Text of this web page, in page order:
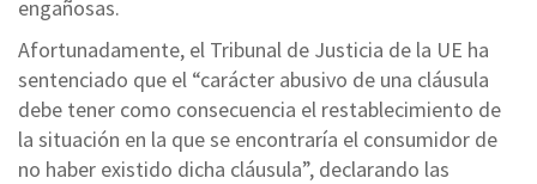
engañosas.
Afortunadamente, el Tribunal de Justicia de la UE ha
sentenciado que el “carácter abusivo de una cláusula
debe tener como consecuencia el restablecimiento de
la situación en la que se encontraría el consumidor de
no haber existido dicha cláusula”, declarando las